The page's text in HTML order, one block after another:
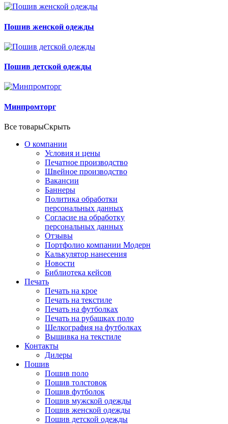
Пошив женской одежды
Пошив детской одежды
Минпромторг
Все товарыСкрыть
О компании
Условия и цены
Печатное производство
Швейное производство
Вакансии
Баннеры
Политика обработки
персональных данных
Согласие на обработку
персональных данных
Отзывы
Портфолио компании Модерн
Калькулятор нанесения
Новости
Библиотека кейсов
Печать
Печать на крое
Печать на текстиле
Печать на футболках
Печать на рубашках поло
Шелкография на футболках
Вышивка на текстиле
Контакты
Дилеры
Пошив
Пошив поло
Пошив толстовок
Пошив футболок
Пошив мужской одежды
Пошив женской одежды
Пошив детской одежды